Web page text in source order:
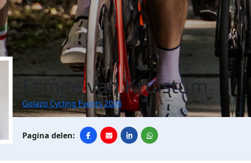
Esmee van Kruistum
Golazo Cycling Events 2026